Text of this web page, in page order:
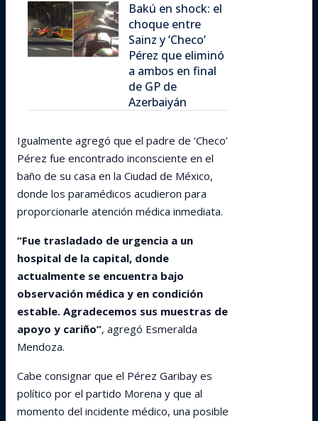
Bakú en shock: el
choque entre
Sainz y ’Checo’
Pérez que eliminó
a ambos en final
de GP de
Azerbaiyán
Igualmente agregó que el padre de ‘Checo’
Pérez fue encontrado inconsciente en el
baño de su casa en la Ciudad de México,
donde los paramédicos acudieron para
proporcionarle atención médica inmediata.
“Fue trasladado de urgencia a un
hospital de la capital, donde
actualmente se encuentra bajo
observación médica y en condición
estable. Agradecemos sus muestras de
apoyo y cariño”, agregó Esmeralda
Mendoza.
Cabe consignar que el Pérez Garibay es
político por el partido Morena y que al
momento del incidente médico, una posible